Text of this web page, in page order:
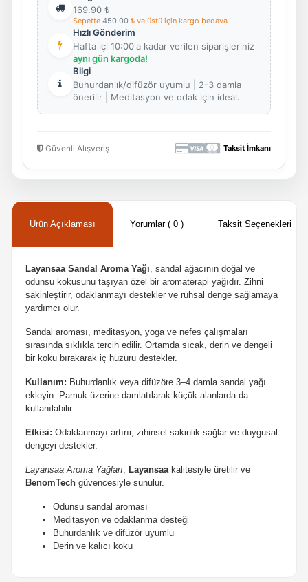
169.90₺
Sepette 450.00 ₺ ve üstü için kargo bedava
Hızlı Gönderim
Hafta içi 10:00'a kadar verilen siparişleriniz
aynı gün kargoda!
Bilgi
Buhurdanlık/difüzör uyumlu | 2-3 damla
önerilir | Meditasyon ve odak için ideal.
Güvenli Alışveriş Taksit İmkanı
Ürün Açıklaması Yorumlar ( 0 ) Taksit Seçenekleri
Layansaa Sandal Aroma Yağı , sandal ağacının doğal ve
odunsu kokusunu taşıyan özel bir aromaterapi yağıdır. Zihni
sakinleştirir, odaklanmayı destekler ve ruhsal denge sağlamaya
yardımcı olur.
Sandal aroması, meditasyon, yoga ve nefes çalışmaları
sırasında sıklıkla tercih edilir. Ortamda sıcak, derin ve dengeli
bir koku bırakarak iç huzuru destekler.
Kullanım: Buhurdanlık veya difüzöre 3–4 damla sandal yağı
ekleyin. Pamuk üzerine damlatılarak küçük alanlarda da
kullanılabilir.
Etkisi: Odaklanmayı artırır, zihinsel sakinlik sağlar ve duygusal
dengeyi destekler.
Layansaa Aroma Yağları Layansaakalitesiyle üretilir ve
BenomTechgüvencesiyle sunulur.
Odunsu sandal aroması
Meditasyon ve odaklanma desteği
Buhurdanlık ve difüzör uyumlu
Derin ve kalıcı koku